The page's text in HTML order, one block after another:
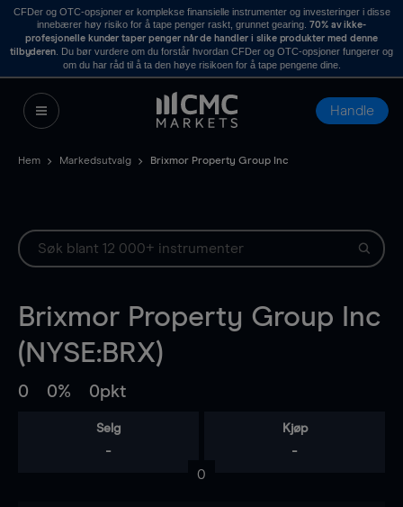
CFDer og OTC-opsjoner er komplekse finansielle instrumenter og investeringer i disse
innebærer høy risiko for å tape penger raskt, grunnet gearing. 70% av ikke-
profesjonelle kunder taper penger når de handler i slike produkter med denne
tilbyderen . Du bør vurdere om du forstår hvordan CFDer og OTC-opsjoner fungerer og
om du har råd til å ta den høye risikoen for å tape pengene dine.
Handle
Hem Markedsutvalg Brixmor Property Group Inc
Brixmor Property Group Inc
(NYSE:BRX)
0 0% 0pkt
Selg
-
Kjøp
-
0